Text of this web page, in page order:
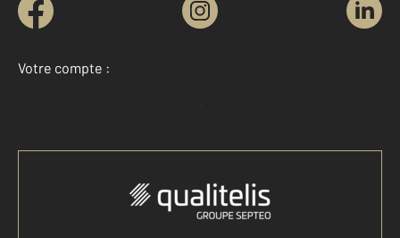
Votre compte :
Accéder à mon compte